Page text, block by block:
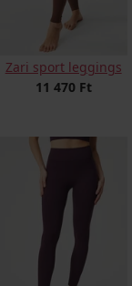
Zari sport leggings
11 470 Ft